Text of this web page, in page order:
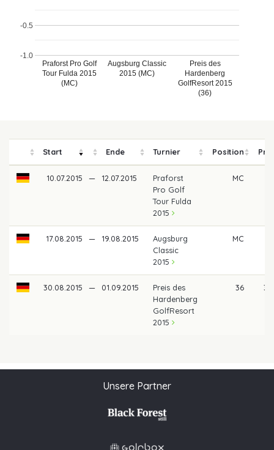
Praforst Pro Golf
Tour Fulda 2015
(MC)
Augsburg Classic
2015 (MC)
Preis des
Hardenberg
GolfResort 2015
(36)
-1.0
-0.5
Start Ende Turnier Position
10.07.2015 — 12.07.2015
Praforst
Pro Golf
Tour Fulda
2015
MC
17.08.2015 — 19.08.2015
Augsburg
Classic
2015
MC
30.08.2015 — 01.09.2015
Preis des
Hardenberg
GolfResort
2015
36
Unsere Partner